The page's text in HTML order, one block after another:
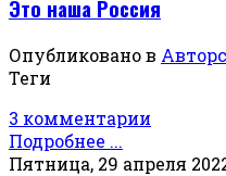
Это наша Россия
Опубликовано в
Теги
3 комментарии
Подробнее ...
Пятница, 29 апреля